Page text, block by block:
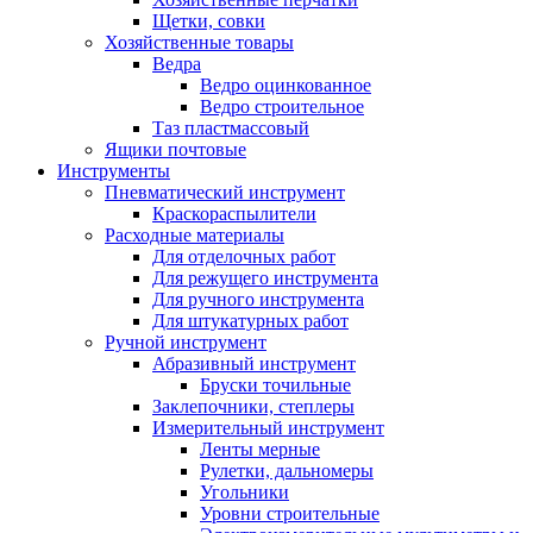
Щетки, совки
Хозяйственные товары
Ведра
Ведро оцинкованное
Ведро строительное
Таз пластмассовый
Ящики почтовые
Инструменты
Пневматический инструмент
Краскораспылители
Расходные материалы
Для отделочных работ
Для режущего инструмента
Для ручного инструмента
Для штукатурных работ
Ручной инструмент
Абразивный инструмент
Бруски точильные
Заклепочники, степлеры
Измерительный инструмент
Ленты мерные
Рулетки, дальномеры
Угольники
Уровни строительные